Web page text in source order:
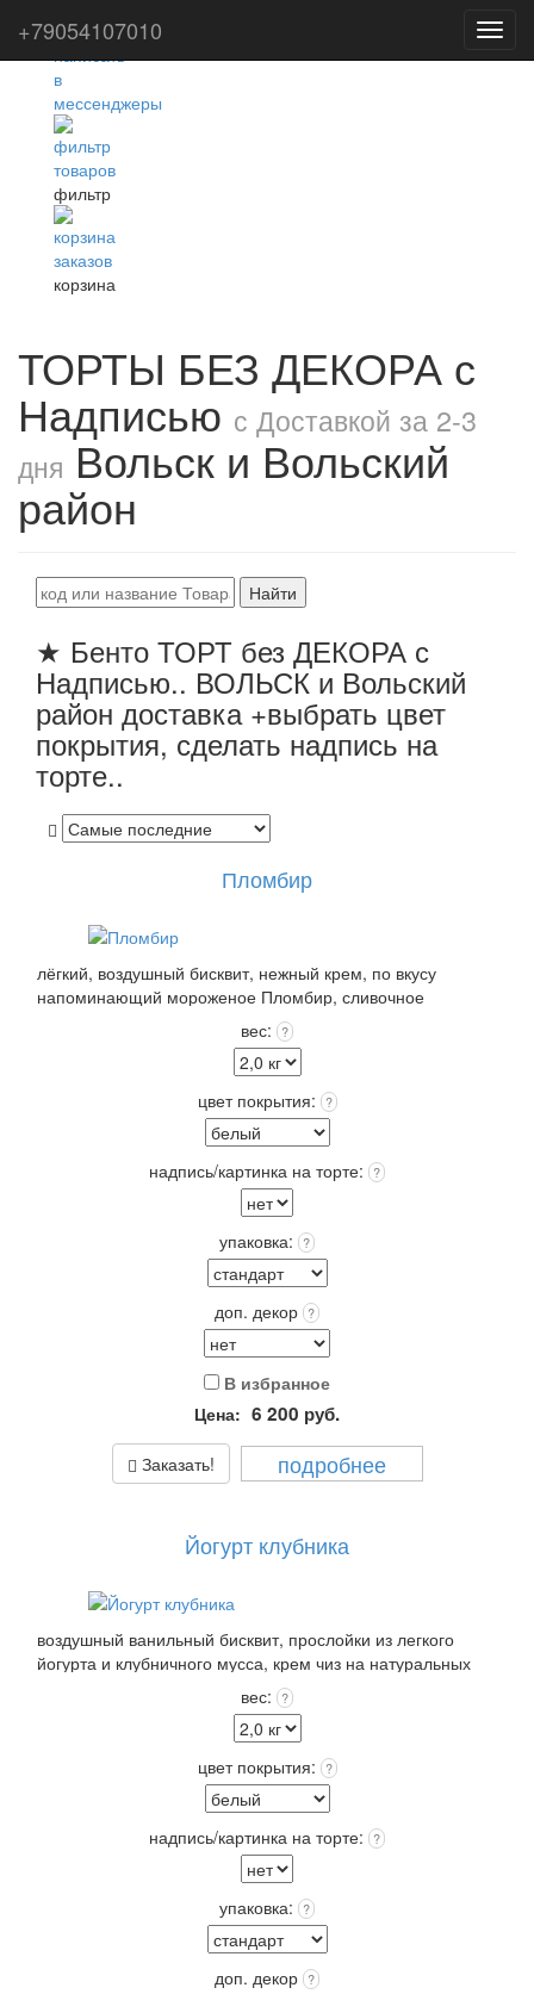
фильтр
корзина
ТОРТЫ БЕЗ ДЕКОРА с
Надписью с Доставкой за 2-3
дня Вольск и Вольский
район
Найти
★ Бенто ТОРТ без ДЕКОРА с
Надписью.. ВОЛЬСК и Вольский
район доставка +выбрать цвет
покрытия, сделать надпись на
торте..
Пломбир
лёгкий, воздушный бисквит, нежный крем, по вкусу
напоминающий мороженое Пломбир, сливочное
ванильное конфи.. Покрытие: крем крем пломбир
выбранного цвета +12 цветов Покрытия входит в
Выберите: сделать Надпись на торте, это придаст торту
оригинальность и порадует Получателя!
Упаковка: Стандарт (белая) входит в стоимость.
Срок хранения: 72 часа (3 суток) при t 4+(-)2
вес: ?
цвет покрытия: ?
надпись/картинка на торте: ?
упаковка: ?
доп. декор ?
В избранное
Цена: 6 200 руб.
Заказать! подробнее
Йогурт клубника
воздушный ванильный бисквит, прослойки из легкого
йогурта и клубничного мусса, крем чиз на натуральных
сливках. Покрытие: крем чиз или крем пломбир
выбранного цвета +12 цветов Покрытия входит в
Выберите: сделать Надпись на торте, это придаст торту
оригинальность и порадует Получателя!
Упаковка: Стандарт (белая) входит в стоимость.
Срок хранения: 72 часа (3 суток) при t 4+(-)2
вес: ?
цвет покрытия: ?
надпись/картинка на торте: ?
упаковка: ?
доп. декор ?
+79054107010